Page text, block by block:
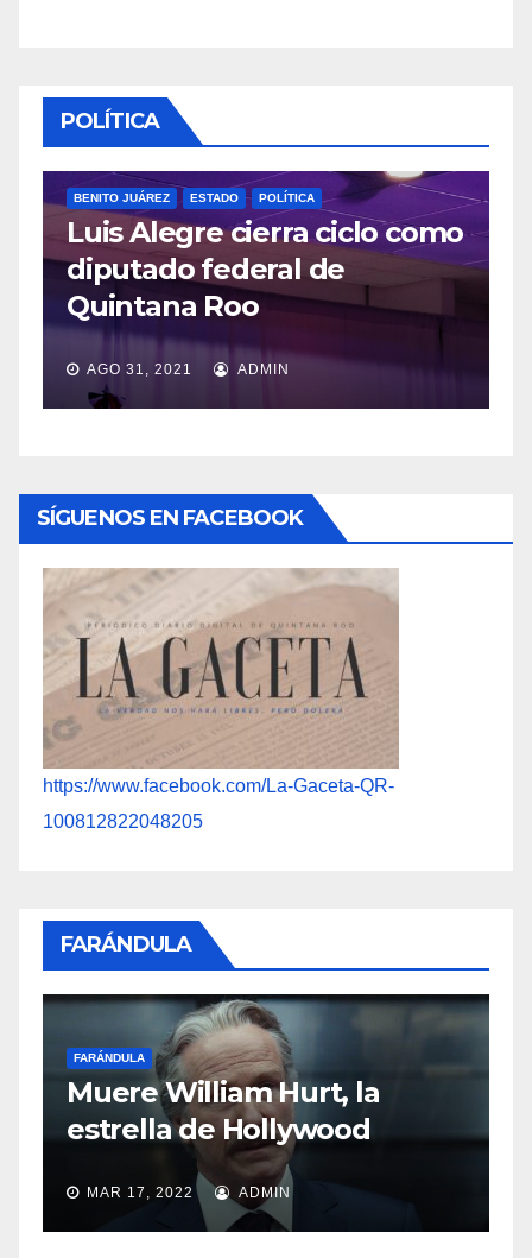
POLÍTICA
ESTADO POLÍTICA
cierra ciclo como
federal de
Roo
ADMIN
POLÍTICA
López
veda por
SÍGUENOS EN FACEBOOK
https://www.facebook.com/La-Gaceta-QR-
100812822048205
FARÁNDULA
William Hurt, la
de Hollywood
ADMIN
Sasha